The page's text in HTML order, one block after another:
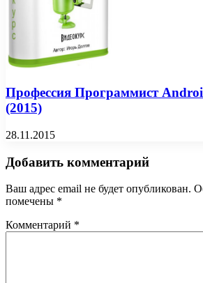
Профессия Программист
(2015)
28.11.2015
Добавить комментарий
Ваш адрес email не будет опубликован.
помечены *
Комментарий *